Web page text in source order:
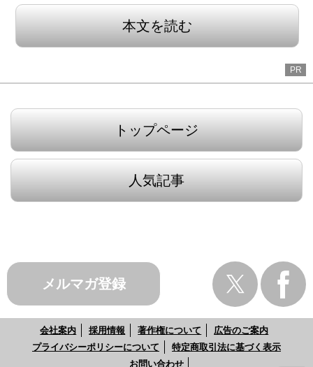
本文を読む
PR
トップページ
人気記事
メルマガ登録
会社案内 採用情報 著作権について
広告のご案内
プライバシーポリシーについて
特定商取引法に基づく表示
お問い合わせ